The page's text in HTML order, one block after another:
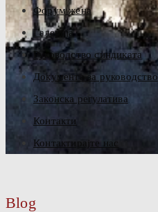
Форум жена
Галерија
Руководство синдиката
Документа за руководство
Законска регулатива
Контакти
Контактирајте нас
Blog